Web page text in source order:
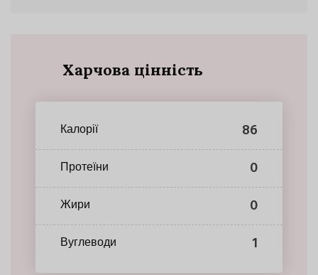
Харчова цінність
Калорії 86
Протеїни 0
Жири 0
Вуглеводи 1